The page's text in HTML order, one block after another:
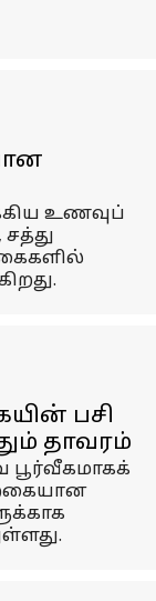
உணவுப்
பசி
தாவரம்